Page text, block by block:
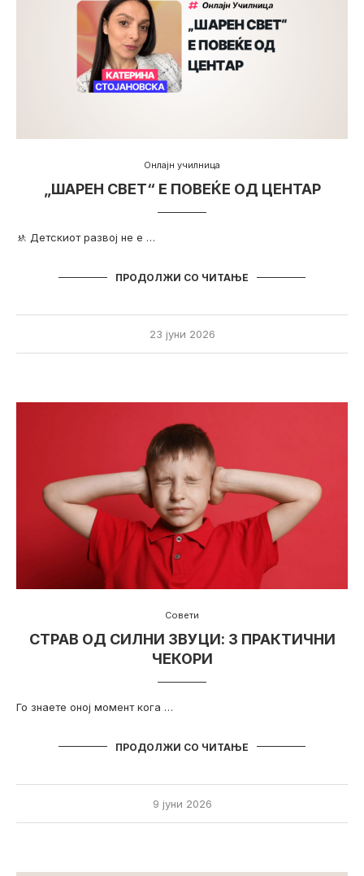
Онлајн училница
„ШАРЕН СВЕТ“ Е ПОВЕЌЕ ОД ЦЕНТАР
🚸 Детскиот развој не е …
ПРОДОЛЖИ СО ЧИТАЊЕ
23 јуни 2026
Совети
СТРАВ ОД СИЛНИ ЗВУЦИ: 3 ПРАКТИЧНИ
ЧЕКОРИ
Го знаете оној момент кога …
ПРОДОЛЖИ СО ЧИТАЊЕ
9 јуни 2026